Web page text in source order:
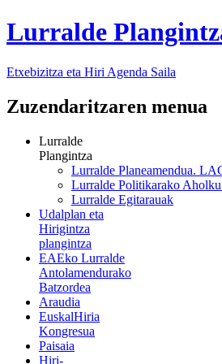
Lurralde
Etxebizitza eta Hiri Agenda Saila
Zuzendaritzaren menua
Lurralde
Plangintza
Lurralde Planeamendua.
Lurralde Politikarako Aholku
Lurralde Egitarauak
Udalplan eta
Hirigintza
plangintza
EAEko Lurralde
Antolamendurako
Batzordea
Araudia
EuskalHiria
Kongresua
Paisaia
Hiri-